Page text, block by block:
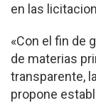
en las
«Con el fin de
de materias
transparente,
propone